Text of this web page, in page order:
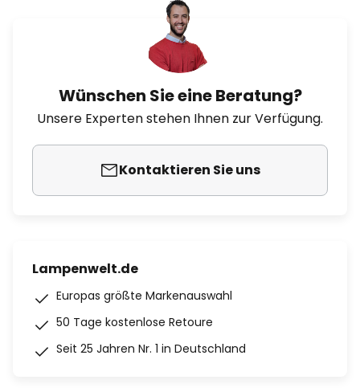
Wünschen Sie eine Beratung?
Unsere Experten stehen Ihnen zur Verfügung.
Kontaktieren Sie uns
Lampenwelt.de
Europas größte Markenauswahl
50 Tage kostenlose Retoure
Seit 25 Jahren Nr. 1 in Deutschland